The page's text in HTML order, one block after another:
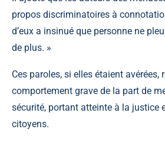
propos discriminatoires à
d’eux a insinué que personne ne
de plus. »
Ces paroles, si elles étaient avérées,
comportement grave de la part de
sécurité, portant atteinte à la justice
citoyens.